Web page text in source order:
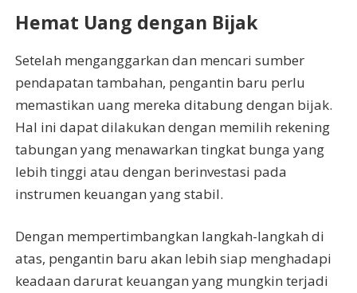
Hemat Uang dengan Bijak
Setelah menganggarkan dan mencari sumber
pendapatan tambahan, pengantin baru perlu
memastikan uang mereka ditabung dengan bijak.
Hal ini dapat dilakukan dengan memilih rekening
tabungan yang menawarkan tingkat bunga yang
lebih tinggi atau dengan berinvestasi pada
instrumen keuangan yang stabil.
Dengan mempertimbangkan langkah-langkah di
atas, pengantin baru akan lebih siap menghadapi
keadaan darurat keuangan yang mungkin terjadi